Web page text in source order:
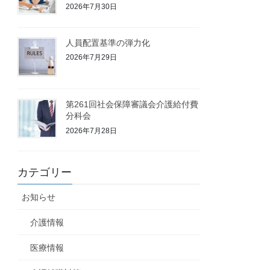
2026年7月30日
人員配置基準の弾力化
2026年7月29日
第261回社会保障審議会介護給付費
分科会
2026年7月28日
カテゴリー
お知らせ
介護情報
医療情報